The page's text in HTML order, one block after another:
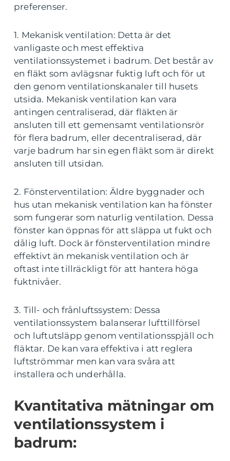
preferenser.
1. Mekanisk ventilation: Detta är det
vanligaste och mest effektiva
ventilationssystemet i badrum. Det består av
en fläkt som avlägsnar fuktig luft och för ut
den genom ventilationskanaler till husets
utsida. Mekanisk ventilation kan vara
antingen centraliserad, där fläkten är
ansluten till ett gemensamt ventilationsrör
för flera badrum, eller decentraliserad, där
varje badrum har sin egen fläkt som är direkt
ansluten till utsidan.
2. Fönsterventilation: Äldre byggnader och
hus utan mekanisk ventilation kan ha fönster
som fungerar som naturlig ventilation. Dessa
fönster kan öppnas för att släppa ut fukt och
dålig luft. Dock är fönsterventilation mindre
effektivt än mekanisk ventilation och är
oftast inte tillräckligt för att hantera höga
fuktnivåer.
3. Till- och frånluftssystem: Dessa
ventilationssystem balanserar lufttillförsel
och luftutsläpp genom ventilationsspjäll och
fläktar. De kan vara effektiva i att reglera
luftströmmar men kan vara svåra att
installera och underhålla.
Kvantitativa mätningar om
ventilationssystem i
badrum: